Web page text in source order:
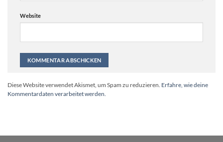
Website
Diese Website verwendet Akismet, um Spam zu reduzieren. Erfahre, wie deine
Kommentardaten verarbeitet werden.